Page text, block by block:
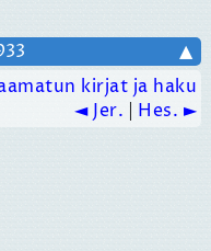
▲
kirjat ja haku
◄ Jer. | Hes. ►